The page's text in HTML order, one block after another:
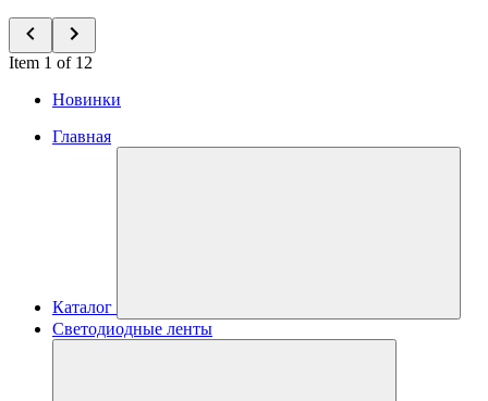
Item 1 of 12
Новинки
Главная
Каталог
Светодиодные ленты